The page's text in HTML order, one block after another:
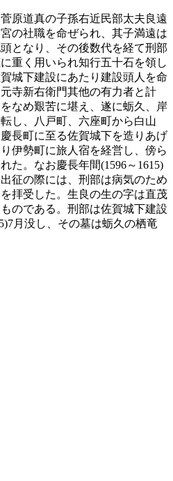
原道真の子孫右近民部太夫良遠
の社職を命ぜられ、其子満遠は
となり、その後数代を経て刑部
重く用いられ知行五十石を領し
城下建設にあたり建設頭人を命
寺新右衛門其他の有力者と計
なめ艱苦に堪え、遂に蛎久、岸
し、八戸町、六座町から白山
長町に至る佐賀城下を造りあげ
伊勢町に旅人宿を経営し、傍ら
た。なお慶長年間(1596～1615)
征の際には、刑部は病気のため
拝受した。生良の生の字は直茂
のである。刑部は佐賀城下建設
月没し、その墓は蛎久の栖竜